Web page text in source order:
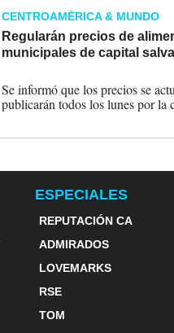
CENTROAMÉRICA & MUNDO
Regularán precios de
municipales de capital
Se informó que los precios se
publicarán todos los lunes por la
ESPECIALES
REPUTACIÓN CA
ADMIRADOS
LOVEMARKS
RSE
TOM